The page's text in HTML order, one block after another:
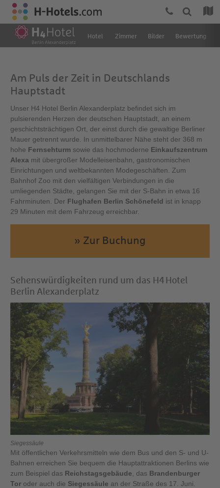
Hotel Zimmer Bilder Bewertung
Am Puls der Zeit in Deutschlands
Hauptstadt
Unser H4 Hotel Berlin Alexanderplatz befindet sich im
pulsierenden Herzen der deutschen Hauptstadt, an einem
geschichtsträchtigen Ort, der einst durch die gewaltige Berliner
Mauer getrennt wurde. In unmittelbarer Nähe steht der 368 m
hohe Fernsehturm sowie das hochmoderne Einkaufszentrum
Alexa mit übergroßer Modelleisenbahn, gastronomischen
Einrichtungen und weltbekannten Modegeschäften. Zum
Bahnhof Zoo mit den vielfältigen Verbindungen in die
umliegenden Städte, gelangen Sie mit der S-Bahn in etwa 16
Fahrminuten. Der Flughafen Berlin Schönefeld ist in knapp
29 Minuten mit dem Fahrzeug erreichbar.
» Zur Buchung
Sehenswürdigkeiten rund um das H4 Hotel
Berlin Alexanderplatz
Siegessäule
Mit öffentlichen Verkehrsmitteln wie dem Bus und den S- und U-
Bahnen erreichen Sie bequem die Hauptattraktionen Berlins wie
zum Beispiel das Reichstagsgebäude , das Brandenburger
Tor oder auch die Siegessäule an der Straße des 17. Juni.